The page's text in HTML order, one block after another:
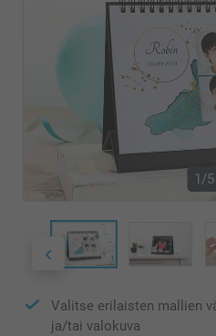
1/5
Valitse erilaisten mallien
ja/tai valokuva